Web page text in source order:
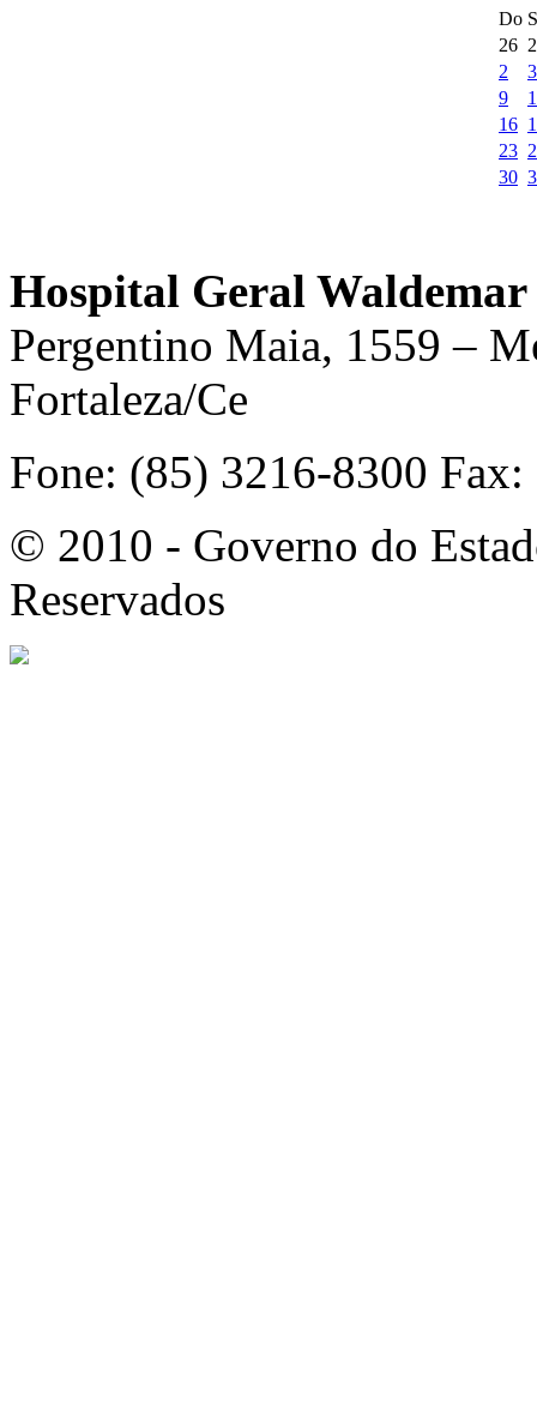
Do
26
2
3
9
16
23
30
Hospital Geral
Pergentino Maia, 1559 –
Fortaleza/Ce
Fone: (85) 3216-8300
© 2010 - Governo do
Reservados